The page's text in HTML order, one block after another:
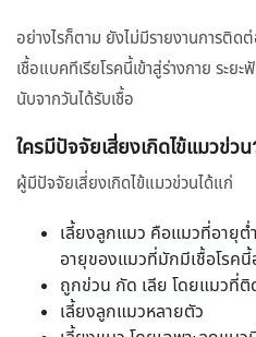
อย่างไรก็ตาม ยังไม่มีรายงานการติ
เชื้อแบคทีเรียโรคนี้เข้าสู่ร่างกาย ระย
นับจากวันได้รับเชื้อ
ใครมีปัจจัยเสี่ยงเกิดไข้แมวข่ว
ผู้มีปัจจัยเสี่ยงเกิดไข้แมวข่วนได้แก่
เลี้ยงลูกแมว คือแมวที่อายุต่
อายุของแมวที่มักมีเชื้อโรค
ถูกข่วน กัด เลีย โดยแมวที่
เลี้ยงลูกแมวหลายตัว